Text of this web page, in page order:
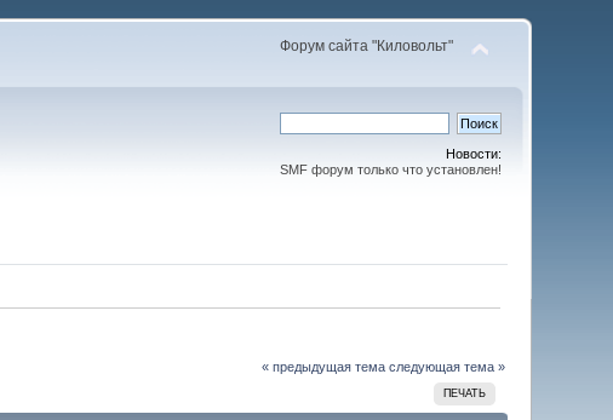
Форум сайта "Киловольт"
Новости:
SMF форум только что установлен!
« предыдущая тема следующая тема »
ПЕЧАТЬ